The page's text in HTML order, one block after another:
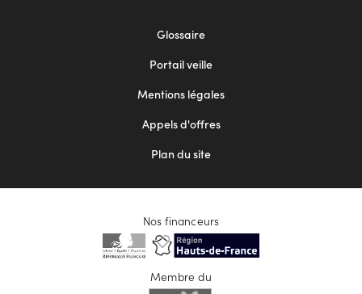
Glossaire
Portail veille
Mentions légales
Appels d'offres
Plan du site
Nos financeurs
Membre du